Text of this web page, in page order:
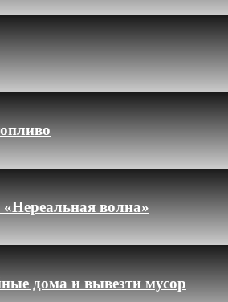
волна»
дома и вывезти мусор